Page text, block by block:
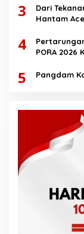
3
Dari
Hantam
4
PORA 2026
5 Pangdam